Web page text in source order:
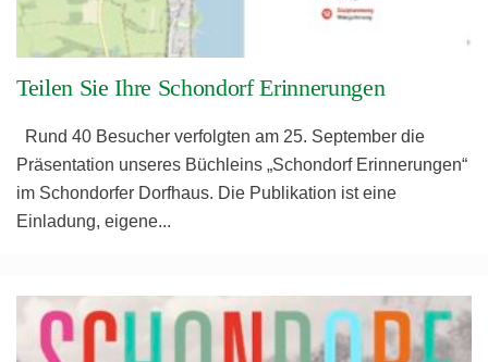
Teilen Sie Ihre Schondorf Erinnerungen
Rund 40 Besucher verfolgten am 25. September die
Präsentation unseres Büchleins „Schondorf Erinnerungen“
im Schondorfer Dorfhaus. Die Publikation ist eine
Einladung, eigene...